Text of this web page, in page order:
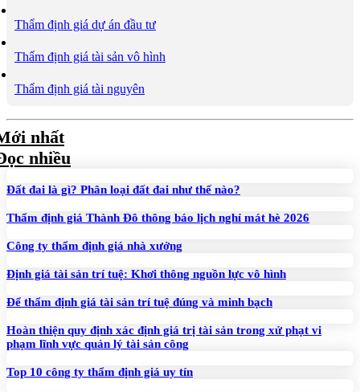
Thẩm định giá dự án đầu tư
Thẩm định giá tài sản vô hình
Thẩm định giá tài nguyên
nhất
nhiều
Đất đai là gì? Phân loại đất đai như thế nào?
Thẩm định giá Thành Đô thông báo lịch nghỉ mát hè 2026
Công ty thẩm định giá nhà xưởng
Định giá tài sản trí tuệ: Khơi thông nguồn lực vô hình
Để thẩm định giá tài sản trí tuệ đúng và minh bạch
Hoàn thiện quy định xác định giá trị tài sản trong xử phạt vi
phạm lĩnh vực quản lý tài sản công
Top 10 công ty thẩm định giá uy tín